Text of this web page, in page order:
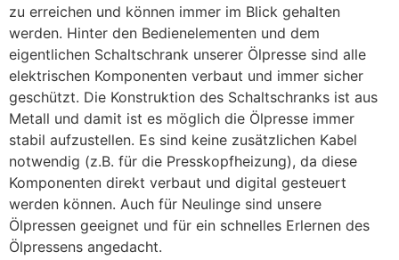
zu erreichen und können immer im Blick gehalten
werden. Hinter den Bedienelementen und dem
eigentlichen Schaltschrank unserer Ölpresse sind alle
elektrischen Komponenten verbaut und immer sicher
geschützt. Die Konstruktion des Schaltschranks ist aus
Metall und damit ist es möglich die Ölpresse immer
stabil aufzustellen. Es sind keine zusätzlichen Kabel
notwendig (z.B. für die Presskopfheizung), da diese
Komponenten direkt verbaut und digital gesteuert
werden können. Auch für Neulinge sind unsere
Ölpressen geeignet und für ein schnelles Erlernen des
Ölpressens angedacht.